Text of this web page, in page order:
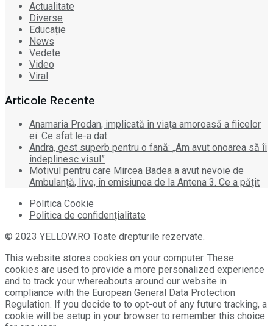
Actualitate
Diverse
Educație
News
Vedete
Video
Viral
Articole Recente
Anamaria Prodan, implicată în viața amoroasă a fiicelor
ei. Ce sfat le-a dat
Andra, gest superb pentru o fană: „Am avut onoarea să îi
îndeplinesc visul”
Motivul pentru care Mircea Badea a avut nevoie de
Ambulanță, live, în emisiunea de la Antena 3. Ce a pățit
Politica Cookie
Politica de confidențialitate
© 2023 YELLOW.RO Toate drepturile rezervate.
This website stores cookies on your computer. These
cookies are used to provide a more personalized experience
and to track your whereabouts around our website in
compliance with the European General Data Protection
Regulation. If you decide to to opt-out of any future tracking, a
cookie will be setup in your browser to remember this choice